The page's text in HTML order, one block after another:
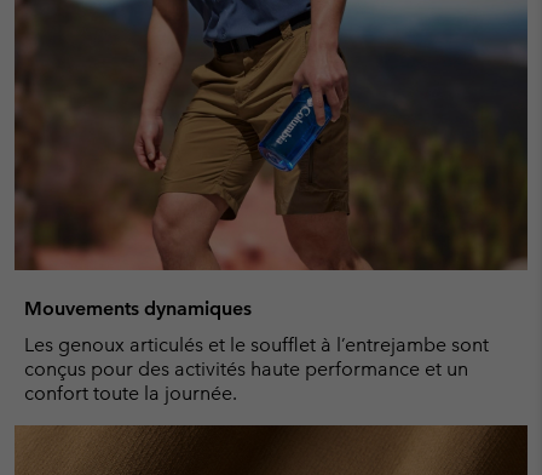
Mouvements dynamiques
Les genoux articulés et le soufflet à l’entrejambe sont
conçus pour des activités haute performance et un
confort toute la journée.